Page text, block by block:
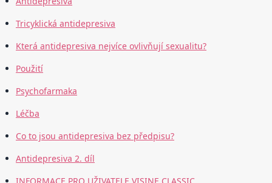
Tricyklická antidepresiva
Která antidepresiva nejvíce ovlivňují sexualitu?
Použití
Psychofarmaka
Léčba
Co to jsou antidepresiva bez předpisu?
Antidepresiva 2. díl